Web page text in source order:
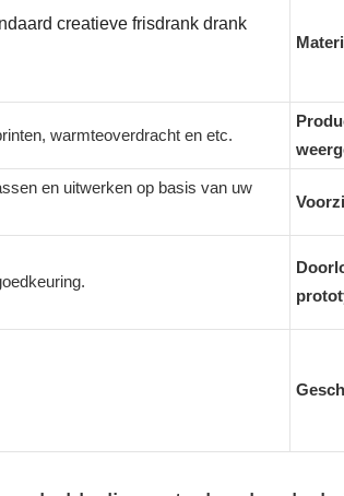
creatieve frisdrank drank
warmteoverdracht en etc.
en uitwerken op basis van uw